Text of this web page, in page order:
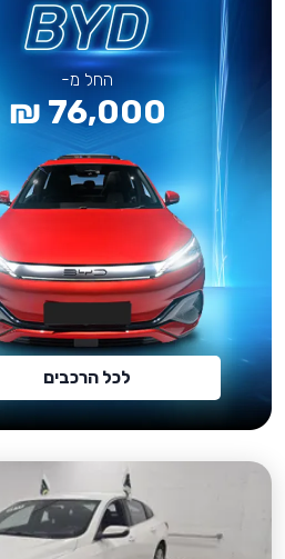
החל מ-
76,000 ₪
לכל הרכבים